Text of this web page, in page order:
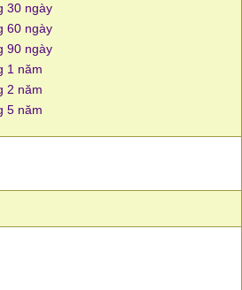
30 ngày
60 ngày
90 ngày
1 năm
2 năm
5 năm